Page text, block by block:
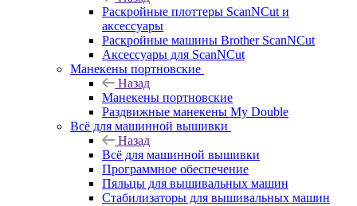
Раскройные плоттеры ScanNCut и
аксессуары
Раскройные машины Brother ScanNCut
Аксессуары для ScanNCut
Манекены портновские
Назад
Манекены портновские
Раздвижные манекены My Double
Всё для машинной вышивки
Назад
Всё для машинной вышивки
Программное обеспечение
Пяльцы для вышивальных машин
Стабилизаторы для вышивальных машин